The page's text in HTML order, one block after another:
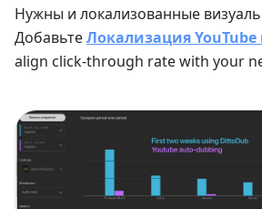
Нужны и локализованные
ДобавьтеЛокализация
align click-through rate with your